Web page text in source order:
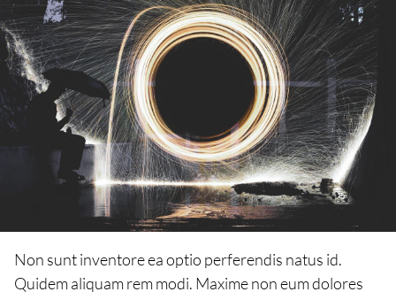
Non sunt inventore ea optio perferendis natus id.
Quidem aliquam rem modi. Maxime non eum dolores